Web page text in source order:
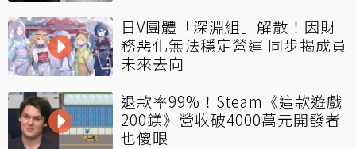
日V團體「深淵組」解散！因財
務惡化無法穩定營運 同步揭成員
未來去向
退款率99%！Steam《這款遊戲
200鎂》營收破4000萬元開發者
也傻眼